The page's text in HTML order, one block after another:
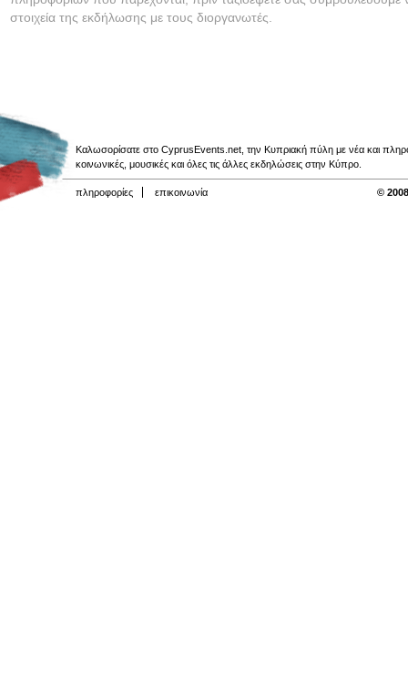
στοιχεία της εκδήλωσης με τους διοργανωτές.
Καλωσορίσατε στο CyprusEvents.net, την Κυπριακή πύλη με νέα και
κοινωνικές, μουσικές και όλες τις άλλες εκδηλώσεις στην Κύπρο.
πληροφορίες επικοινωνία ©